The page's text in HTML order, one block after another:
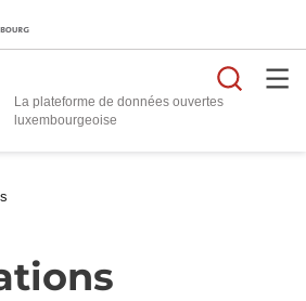
La plateforme de données ouvertes